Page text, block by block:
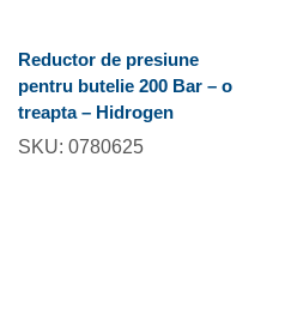
Reductor de presiune
pentru butelie 200 Bar – o
treapta – Hidrogen
SKU: 0780625